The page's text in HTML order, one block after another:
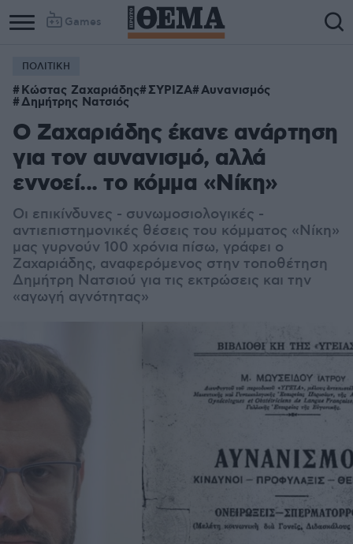
Games
ΠΟΛΙΤΙΚΗ
Κώστας Ζαχαριάδης ΣΥΡΙΖΑ Αυνανισμός
Δημήτρης Νατσιός
Ο Ζαχαριάδης έκανε ανάρτηση
για τον αυνανισμό, αλλά
εννοεί... το κόμμα «Νίκη»
Οι επικίνδυνες - συνωμοσιολογικές -
αντιεπιστημονικές θέσεις του κόμματος «Νίκη»
μας γυρνούν 100 χρόνια πίσω, γράφει ο
Ζαχαριάδης, αναφερόμενος στην τοποθέτηση
Δημήτρη Νατσιού για τις εκτρώσεις και την
«αγωγή αγνότητας»